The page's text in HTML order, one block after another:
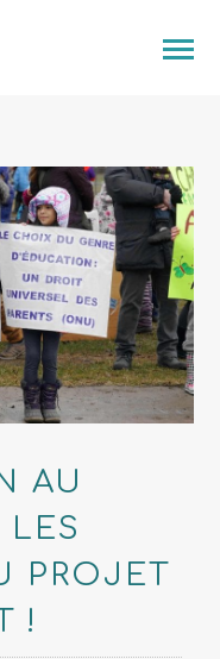
AU
PROJET
!